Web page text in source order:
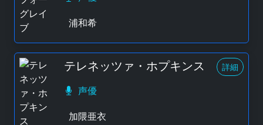
浦和希
テレネッツァ・ホプキンス 詳細
声優
加隈亜衣